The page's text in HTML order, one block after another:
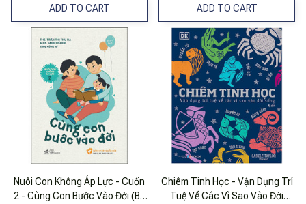
ADD TO CART ADD TO CART
Nuôi Con Không Áp Lực - Cuốn
2 - Cùng Con Bước Vào Đời (Bé
Chiêm Tinh Học - Vận Dụng Trí
Tuệ Về Các Vì Sao Vào Đời